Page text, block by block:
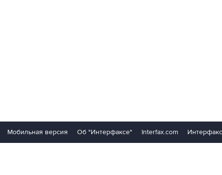
Мобильная версия Об "Интерфаксе" Interfax.com